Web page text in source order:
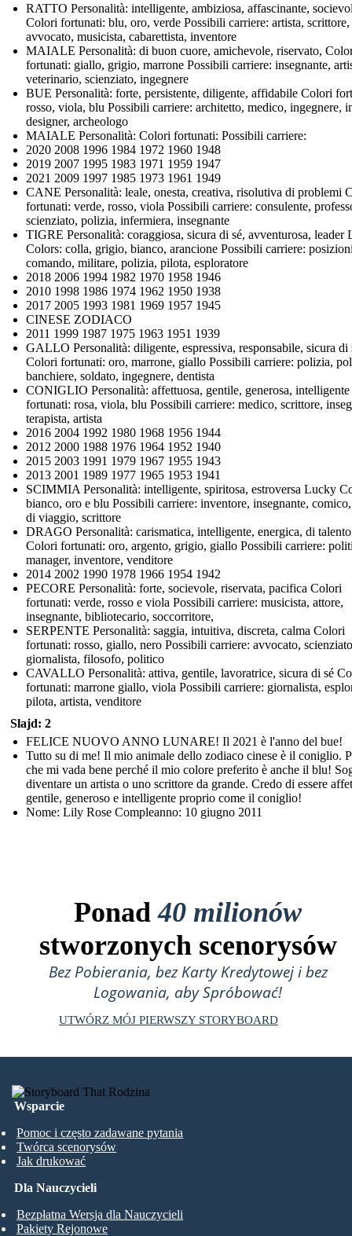
RATTO Personalità: intelligente, ambiziosa, affascinante,
Colori fortunati: blu, oro, verde Possibili carriere: artista, scrittore,
avvocato, musicista, cabarettista, inventore
MAIALE Personalità: di buon cuore, amichevole, riservato,
fortunati: giallo, grigio, marrone Possibili carriere: insegnante,
veterinario, scienziato, ingegnere
BUE Personalità: forte, persistente, diligente, affidabile Colori
rosso, viola, blu Possibili carriere: architetto, medico, ingegnere,
designer, archeologo
MAIALE Personalità: Colori fortunati: Possibili carriere:
2020 2008 1996 1984 1972 1960 1948
2019 2007 1995 1983 1971 1959 1947
2021 2009 1997 1985 1973 1961 1949
CANE Personalità: leale, onesta, creativa, risolutiva di problemi
fortunati: verde, rosso, viola Possibili carriere: consulente,
scienziato, polizia, infermiera, insegnante
TIGRE Personalità: coraggiosa, sicura di sé, avventurosa, leader
Colors: colla, grigio, bianco, arancione Possibili carriere:
comando, militare, polizia, pilota, esploratore
2018 2006 1994 1982 1970 1958 1946
2010 1998 1986 1974 1962 1950 1938
2017 2005 1993 1981 1969 1957 1945
CINESE ZODIACO
2011 1999 1987 1975 1963 1951 1939
GALLO Personalità: diligente, espressiva, responsabile, sicura di
Colori fortunati: oro, marrone, giallo Possibili carriere: polizia,
banchiere, soldato, ingegnere, dentista
CONIGLIO Personalità: affettuosa, gentile, generosa,
fortunati: rosa, viola, blu Possibili carriere: medico, scrittore,
terapista, artista
2016 2004 1992 1980 1968 1956 1944
2012 2000 1988 1976 1964 1952 1940
2015 2003 1991 1979 1967 1955 1943
2013 2001 1989 1977 1965 1953 1941
SCIMMIA Personalità: intelligente, spiritosa, estroversa Lucky
bianco, oro e blu Possibili carriere: inventore, insegnante,
di viaggio, scrittore
DRAGO Personalità: carismatica, intelligente, energica, di talento
Colori fortunati: oro, argento, grigio, giallo Possibili carriere:
manager, inventore, venditore
2014 2002 1990 1978 1966 1954 1942
PECORE Personalità: forte, socievole, riservata, pacifica Colori
fortunati: verde, rosso e viola Possibili carriere: musicista, attore,
insegnante, bibliotecario, soccorritore,
SERPENTE Personalità: saggia, intuitiva, discreta, calma Colori
fortunati: rosso, giallo, nero Possibili carriere: avvocato,
giornalista, filosofo, politico
CAVALLO Personalità: attiva, gentile, lavoratrice, sicura di sé
fortunati: marrone giallo, viola Possibili carriere: giornalista,
pilota, artista, venditore
Slajd: 2
FELICE NUOVO ANNO LUNARE! Il 2021 è l'anno del bue!
Tutto su di me! Il mio animale dello zodiaco cinese è il coniglio.
che mi vada bene perché il mio colore preferito è anche il blu!
diventare un artista o uno scrittore da grande. Credo di essere
gentile, generoso e intelligente proprio come il coniglio!
Nome: Lily Rose Compleanno: 10 giugno 2011
Ponad40 milionów
stworzonych scenorysów
Bez Pobierania, bez Karty Kredytowej i bez
Logowania, aby Spróbować!
UTWÓRZ MÓJ PIERWSZY STORYBOARD
Wsparcie
Pomoc i często zadawane pytania
Twórca scenorysów
Jak drukować
Dla Nauczycieli
Bezpłatna Wersja dla Nauczycieli
Pakiety Rejonowe